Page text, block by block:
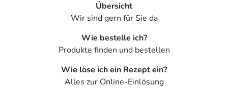
- Varizen (Krampfadern)
- Sichelzellenanämie (erblich bedingte
Blutbildveränderung)
- Hämolytisch-urämisches-Syndrom
Übersicht
Wir sind gern für Sie da
Wie bestelle ich?
Produkte finden und bestellen
Wie löse ich ein Rezept ein?
Alles zur Online-Einlösung